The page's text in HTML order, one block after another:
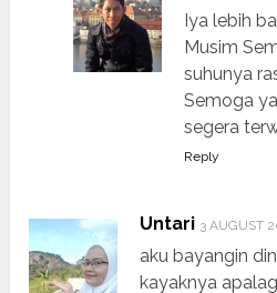
Iya lebih
Musim
suhunya
Semoga
segera
Reply
Untari 3 AUGUST
aku bayangin
kayaknya